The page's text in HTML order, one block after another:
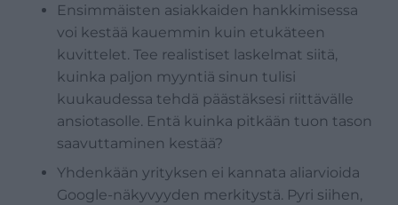
Ensimmäisten asiakkaiden hankkimisessa
voi kestää kauemmin kuin etukäteen
kuvittelet. Tee realistiset laskelmat siitä,
kuinka paljon myyntiä sinun tulisi
kuukaudessa tehdä päästäksesi riittävälle
ansiotasolle. Entä kuinka pitkään tuon tason
saavuttaminen kestää?
Yhdenkään yrityksen ei kannata aliarvioida
Google-näkyvyyden merkitystä. Pyri siihen,